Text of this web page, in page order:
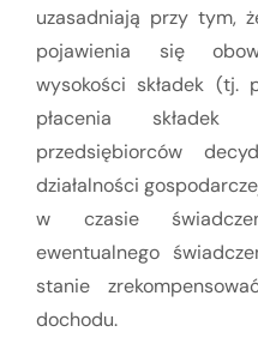
uzasadniają przy tym,
pojawienia się
wysokości składek (tj.
płacenia składek
przedsiębiorców
działalności
w czasie
ewentualnego
stanie
dochodu.